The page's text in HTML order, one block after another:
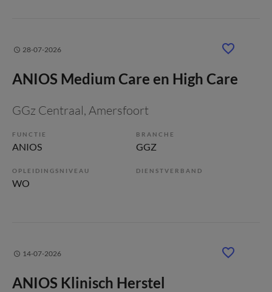
28-07-2026
ANIOS Medium Care en High Care
GGz Centraal, Amersfoort
FUNCTIE
ANIOS
BRANCHE
GGZ
OPLEIDINGSNIVEAU
WO
DIENSTVERBAND
14-07-2026
ANIOS Klinisch Herstel